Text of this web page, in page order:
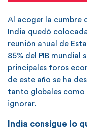
Al acoger la cumbre
India quedó
reunión anual de
85% del PIB mundial
principales foros
de este año se ha
tanto globales como
ignorar.
India consigue lo